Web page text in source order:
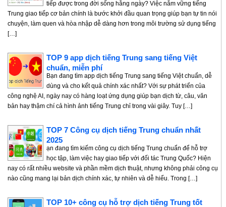
tiếp được trong đời sống hằng ngày? Việc nắm vững tiếng
Trung giao tiếp cơ bản chính là bước khởi đầu quan trọng giúp bạn tự tin nói
chuyện, làm quen và hòa nhập dễ dàng hơn trong môi trường sử dụng tiếng
[…]
TOP 9 app dịch tiếng Trung sang tiếng Việt
chuẩn, miễn phí
Bạn đang tìm app dịch tiếng Trung sang tiếng Việt chuẩn, dễ
dùng và cho kết quả chính xác nhất? Với sự phát triển của
công nghệ AI, ngày nay có hàng loạt ứng dụng giúp bạn dịch từ, câu, văn
bản hay thậm chí cả hình ảnh tiếng Trung chỉ trong vài giây. Tuy […]
TOP 7 Công cụ dịch tiếng Trung chuẩn nhất
2025
ạn đang tìm kiếm công cụ dịch tiếng Trung chuẩn để hỗ trợ
học tập, làm việc hay giao tiếp với đối tác Trung Quốc? Hiện
nay có rất nhiều website và phần mềm dịch thuật, nhưng không phải công cụ
nào cũng mang lại bản dịch chính xác, tự nhiên và dễ hiểu. Trong […]
TOP 10+ công cụ hỗ trợ dịch tiếng Trung tốt